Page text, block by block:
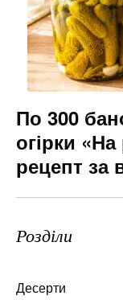
По 300
огірки
рецепт за
Розділи
Десерти